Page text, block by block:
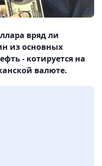
вряд ли
из основных
- котируется на
валюте.